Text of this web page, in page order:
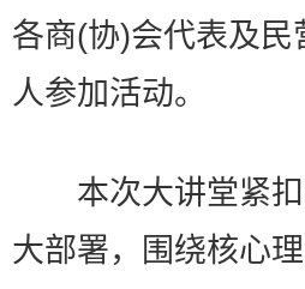
各商(协)会代表及
人参加活动。
本次大讲堂紧扣
大部署，围绕核心